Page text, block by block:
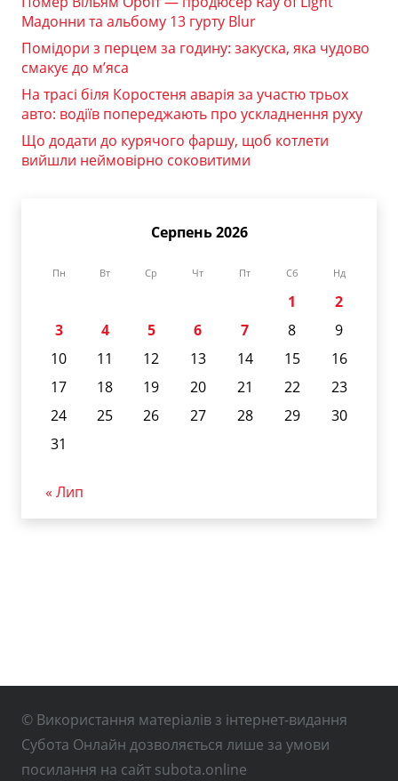
Мадонни та альбому 13 гурту Blur
Помідори з перцем за годину: закуска, яка чудово
смакує до м’яса
На трасі біля Коростеня аварія за участю трьох
авто: водіїв попереджають про ускладнення руху
Що додати до курячого фаршу, щоб котлети
вийшли неймовірно соковитими
Серпень 2026
Пн Вт Ср Чт Пт Сб Нд
1
2
3
4 5 6 7 8
9
10
11 12 13 14 15
16
17
18 19 20 21 22
23
24
25 26 27 28 29
30
31
« Лип
© Використання матеріалів з інтернет-видання
Субота Онлайн дозволяється лише за умови
посилання на сайт subota.online